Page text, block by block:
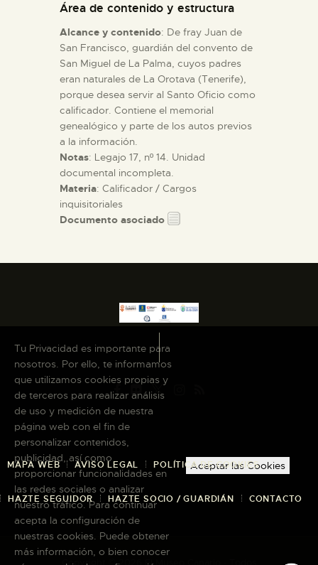
Área de contenido y estructura
Alcance y contenido: De fray Juan de
San Francisco, guardián del convento de
San Miguel de La Palma, cuyos padres
eran naturales de La Orotava (Tenerife),
porque desea servir al Santo Oficio como
calificador. Contiene el memorial
genealógico y parte de los autos previos
a la información.
Notas: Legajo 17, nº 14. Unidad
documental incompleta.
Materia: Calificador / Cargos
inquisitoriales
Documento asociado
MAPA WEB AVISO LEGAL POLÍTICA DE COOKIES
HAZTE SEGUIDOR HAZTE SOCIO / GUARDIÁN CONTACTO
Copyright © 2026 El Museo Canario · Todos
Tu Privacidad es importante para
nosotros. Por ello, te informamos
que utilizamos cookies propias y
de terceros para realizar análisis
de uso y medición de nuestra
página web con el fin de
personalizar contenidos,
publicidad, así como
proporcionar funcionalidades en
las redes sociales o analizar
nuestro tráfico. Para continuar
acepta la configuración de
nuestras cookies. Puede obtener
más información, o bien conocer
Aceptar las Cookies